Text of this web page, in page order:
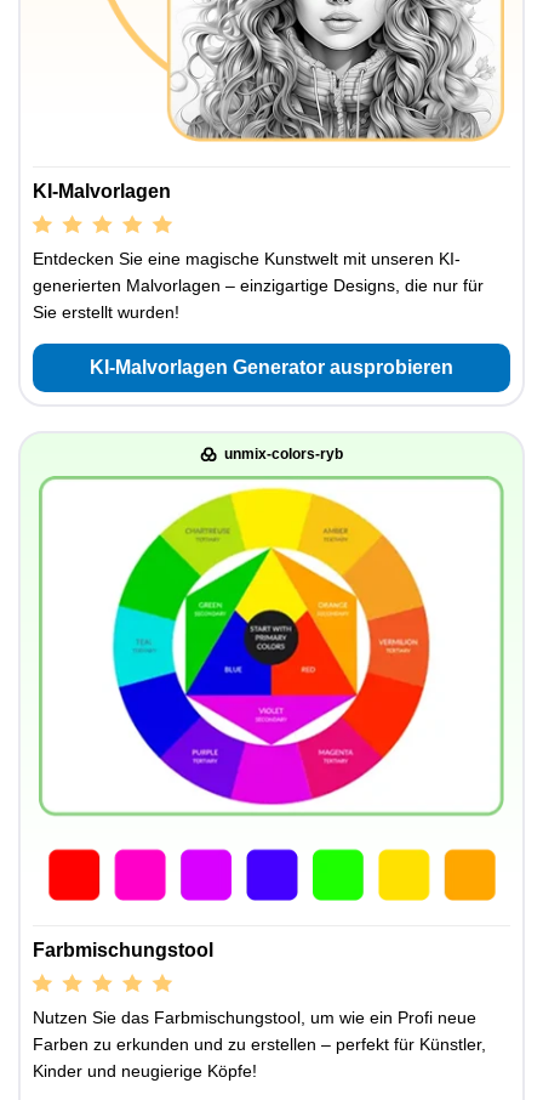
KI-Malvorlagen
Entdecken Sie eine magische Kunstwelt mit unseren KI-
generierten Malvorlagen – einzigartige Designs, die nur für
Sie erstellt wurden!
KI-Malvorlagen Generator ausprobieren
unmix-colors-ryb
Farbmischungstool
Nutzen Sie das Farbmischungstool, um wie ein Profi neue
Farben zu erkunden und zu erstellen – perfekt für Künstler,
Kinder und neugierige Köpfe!